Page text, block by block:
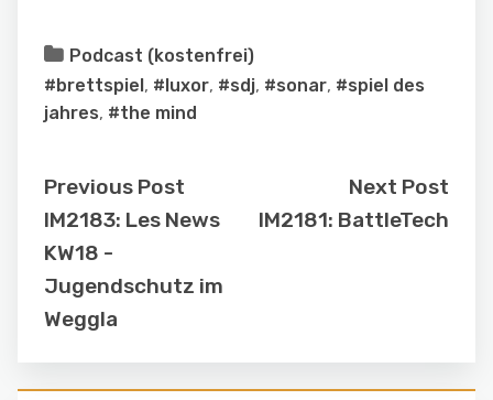
Podcast (kostenfrei)
#brettspiel, #luxor, #sdj, #sonar, #spiel des
jahres, #the mind
Previous Post
IM2183: Les News
KW18 -
Jugendschutz im
Weggla
Next Post
IM2181: BattleTech